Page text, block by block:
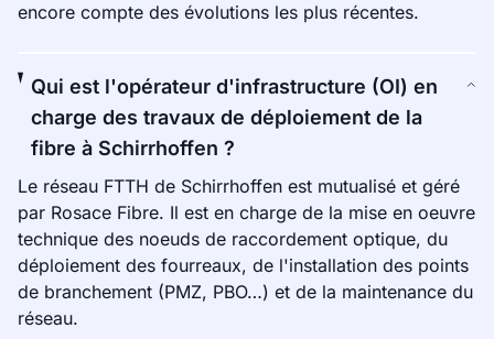
encore compte des évolutions les plus récentes.
Qui est l'opérateur d'infrastructure (OI) en
charge des travaux de déploiement de la
fibre à Schirrhoffen ?
Le réseau FTTH de Schirrhoffen est mutualisé et géré
par Rosace Fibre. Il est en charge de la mise en oeuvre
technique des noeuds de raccordement optique, du
déploiement des fourreaux, de l'installation des points
de branchement (PMZ, PBO…) et de la maintenance du
réseau.